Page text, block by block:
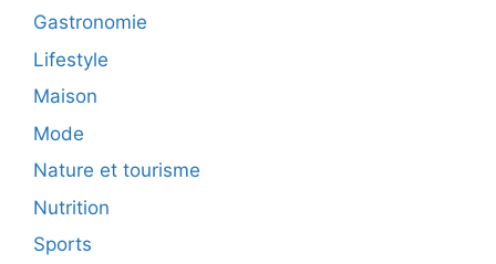
Gastronomie
Lifestyle
Maison
Mode
Nature et tourisme
Nutrition
Sports